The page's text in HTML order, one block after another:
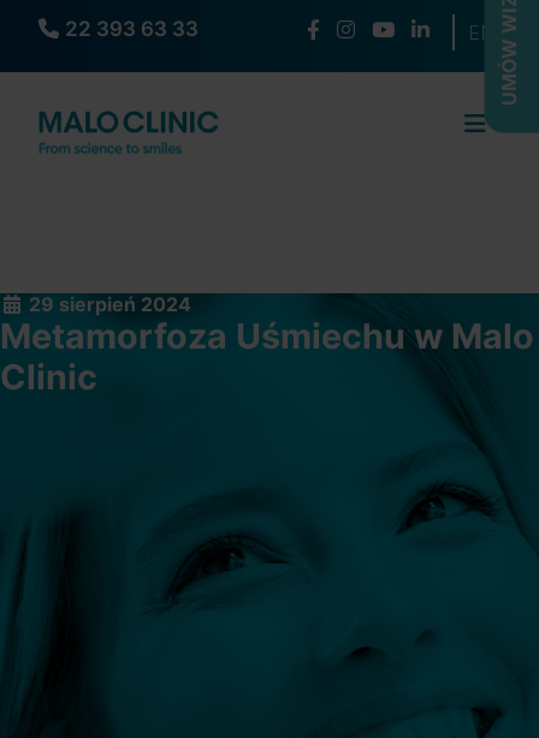
Wybierz
EN
22 393 63 33
29 sierpień 2024
Metamorfoza Uśmiechu w Malo
Clinic